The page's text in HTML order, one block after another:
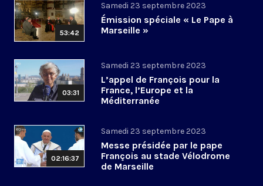
53:42
Samedi 23 septembre 2023
Émission spéciale « Le Pape à
Marseille »
03:31
Samedi 23 septembre 2023
L’appel de François pour la
France, l’Europe et la
Méditerranée
02:16:37
Samedi 23 septembre 2023
Messe présidée par le pape
François au stade Vélodrome
de Marseille